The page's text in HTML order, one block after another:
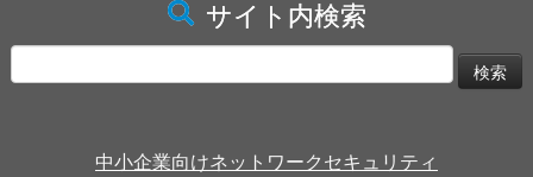
サイト内検索
索:
中小企業向けネットワークセキュリティ